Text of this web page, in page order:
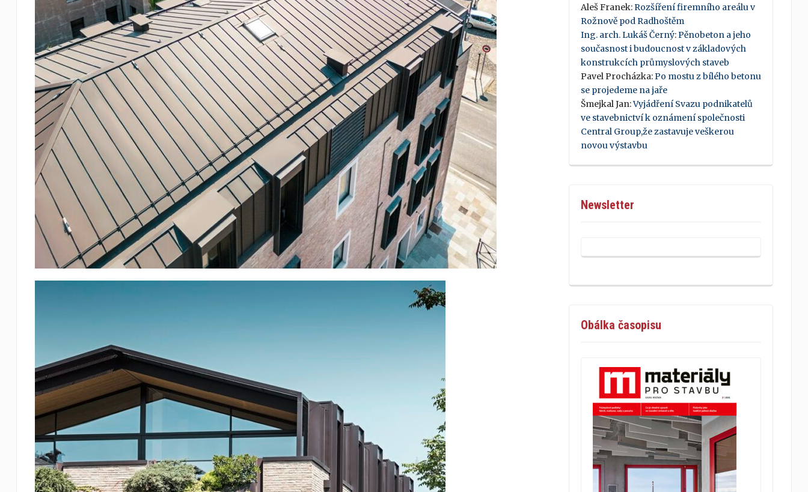
Aleš Franek:Rozšíření firemního areálu v
Rožnově pod Radhoštěm
Ing. arch. Lukáš Černý:Pěnobeton a jeho
současnost i budoucnost v základových
konstrukcích průmyslových staveb
Pavel Procházka:Po mostu z bílého betonu
se projedeme na jaře
Šmejkal Jan:Vyjádření Svazu podnikatelů
ve stavebnictví k oznámení společnosti
Central Group,že zastavuje veškerou
novou výstavbu
Newsletter
Obálka časopisu